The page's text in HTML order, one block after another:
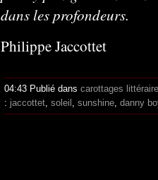
dans les profondeurs.
Philippe Jaccottet
04:43 Publié dans carottages
: jaccottet, soleil , sunshine, danny